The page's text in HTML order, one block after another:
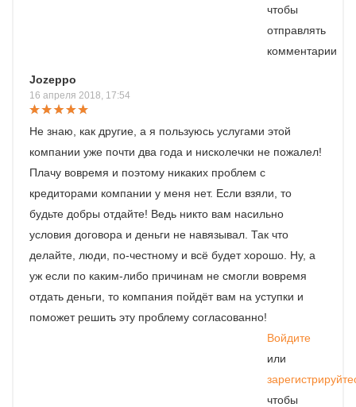
чтобы
отправлять
комментарии
Jozeppo
16 апреля 2018, 17:54
Не знаю, как другие, а я пользуюсь услугами этой
компании уже почти два года и нисколечки не пожалел!
Плачу вовремя и поэтому никаких проблем с
кредиторами компании у меня нет. Если взяли, то
будьте добры отдайте! Ведь никто вам насильно
условия договора и деньги не навязывал. Так что
делайте, люди, по-честному и всё будет хорошо. Ну, а
уж если по каким-либо причинам не смогли вовремя
отдать деньги, то компания пойдёт вам на уступки и
поможет решить эту проблему согласованно!
Войдите
или
чтобы